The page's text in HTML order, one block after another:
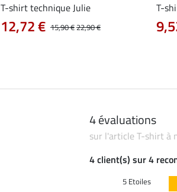
T-shirt technique Julie
15,90 €22,90 €
12,72 €
T-
4 évaluations
sur l'article T-shirt à
4 client(s) sur 4
5 Etoiles